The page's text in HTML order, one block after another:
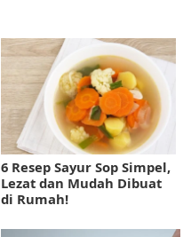
6 Resep Sayur Sop Simpel,
Lezat dan Mudah Dibuat
di Rumah!